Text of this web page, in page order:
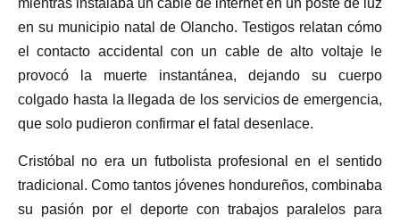
mientras instalaba un cable de internet en un poste de luz
en su municipio natal de Olancho. Testigos relatan cómo
el contacto accidental con un cable de alto voltaje le
provocó la muerte instantánea, dejando su cuerpo
colgado hasta la llegada de los servicios de emergencia,
que solo pudieron confirmar el fatal desenlace.
Cristóbal no era un futbolista profesional en el sentido
tradicional. Como tantos jóvenes hondureños, combinaba
su pasión por el deporte con trabajos paralelos para